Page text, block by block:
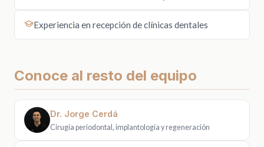
Experiencia en recepción de clínicas dentales
Conoce al resto del equipo
Dr. Jorge Cerdá
Cirugía periodontal, implantología y regeneración